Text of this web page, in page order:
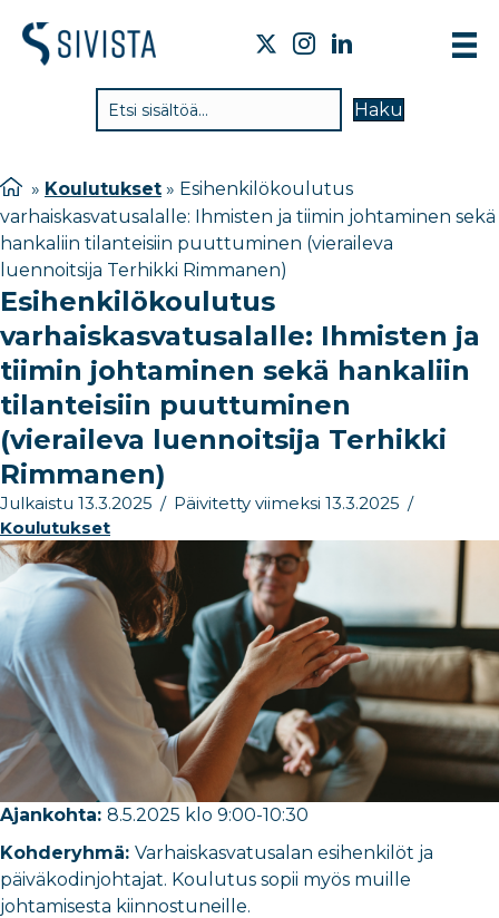
Haku
» Koulutukset » Esihenkilökoulutus
varhaiskasvatusalalle: Ihmisten ja tiimin johtaminen sekä
hankaliin tilanteisiin puuttuminen (vieraileva
luennoitsija Terhikki Rimmanen)
Esihenkilökoulutus
varhaiskasvatusalalle: Ihmisten ja
tiimin johtaminen sekä hankaliin
tilanteisiin puuttuminen
(vieraileva luennoitsija Terhikki
Rimmanen)
Julkaistu 13.3.2025 / Päivitetty viimeksi 13.3.2025 /
Koulutukset
Ajankohta: 8.5.2025 klo 9:00-10:30
Kohderyhmä: Varhaiskasvatusalan esihenkilöt ja
päiväkodinjohtajat. Koulutus sopii myös muille
johtamisesta kiinnostuneille.